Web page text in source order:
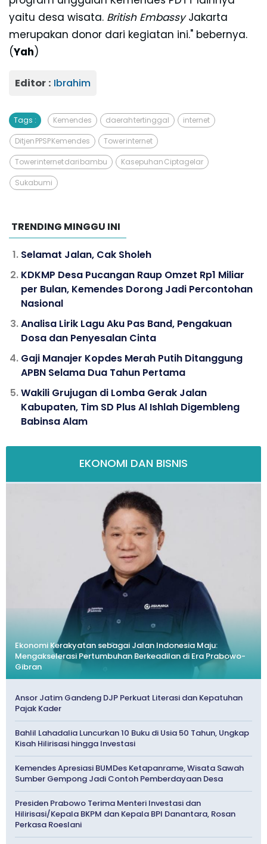
yaitu desa wisata. British EmbassyJakarta
merupakan donor dari kegiatan ini." bebernya.
(Yah)
Editor : Ibrahim
Tags : Kemendes daerah tertinggal internet
Ditjen PPSP Kemendes Tower internet
Tower internet dari bambu Kasepuhan Ciptagelar
Sukabumi
TRENDING MINGGU INI
Selamat Jalan, Cak Sholeh
KDKMP Desa Pucangan Raup Omzet Rp1 Miliar
per Bulan, Kemendes Dorong Jadi Percontohan
Nasional
Analisa Lirik Lagu Aku Pas Band, Pengakuan
Dosa dan Penyesalan Cinta
Gaji Manajer Kopdes Merah Putih Ditanggung
APBN Selama Dua Tahun Pertama
Wakili Grujugan di Lomba Gerak Jalan
Kabupaten, Tim SD Plus Al Ishlah Digembleng
Babinsa Alam
EKONOMI DAN BISNIS
Ekonomi Kerakyatan sebagai Jalan Indonesia Maju:
Mengakselerasi Pertumbuhan Berkeadilan di Era Prabowo-
Gibran
Ansor Jatim Gandeng DJP Perkuat Literasi dan Kepatuhan
Pajak Kader
Bahlil Lahadalia Luncurkan 10 Buku di Usia 50 Tahun, Ungkap
Kisah Hilirisasi hingga Investasi
Kemendes Apresiasi BUMDes Ketapanrame, Wisata Sawah
Sumber Gempong Jadi Contoh Pemberdayaan Desa
Presiden Prabowo Terima Menteri Investasi dan
Hilirisasi/Kepala BKPM dan Kepala BPI Danantara, Rosan
Perkasa Roeslani